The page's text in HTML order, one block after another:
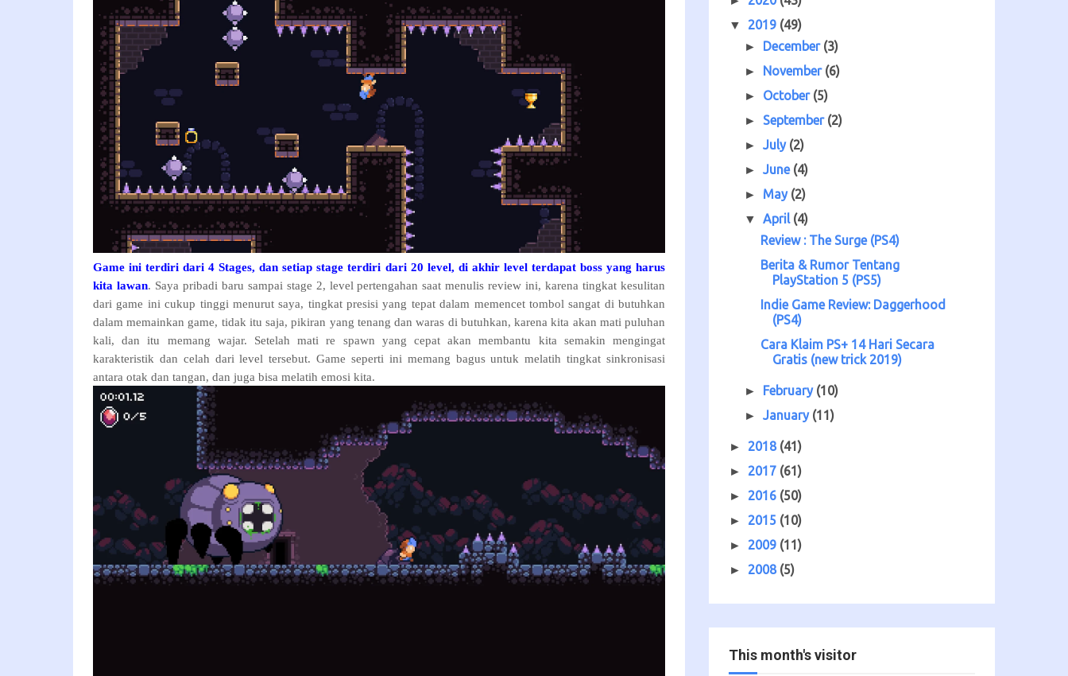
Game ini terdiri dari 4 Stages, dan setiap stage terdiri dari 20 level, di akhir level terdapat boss yang harus
kita lawan. Saya pribadi baru sampai stage 2, level pertengahan saat menulis review ini, karena tingkat kesulitan
dari game ini cukup tinggi menurut saya, tingkat presisi yang tepat dalam memencet tombol sangat di butuhkan
dalam memainkan game, tidak itu saja, pikiran yang tenang dan waras di butuhkan, karena kita akan mati puluhan
kali, dan itu memang wajar. Setelah mati re spawn yang cepat akan membantu kita semakin mengingat
karakteristik dan celah dari level tersebut. Game seperti ini memang bagus untuk melatih tingkat sinkronisasi
antara otak dan tangan, dan juga bisa melatih emosi kita.
▼ 2019 (49)
► December (3)
► November (6)
► October (5)
►September (2)
►July (2)
►June (4)
► May (2)
▼April (4)
Review : The Surge (PS4)
Berita & Rumor Tentang
PlayStation 5 (PS5)
Indie Game Review: Daggerhood
(PS4)
Cara Klaim PS+ 14 Hari Secara
Gratis (new trick 2019)
► February (10)
►January (11)
► 2018 (41)
► 2017 (61)
► 2016 (50)
► 2015 (10)
► 2009 (11)
► 2008 (5)
This month's visitor